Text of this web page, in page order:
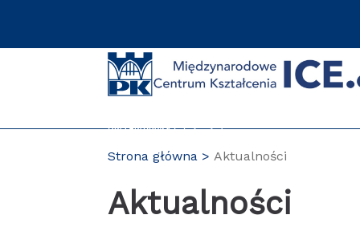
Strona główna Aktualności
Aktualności